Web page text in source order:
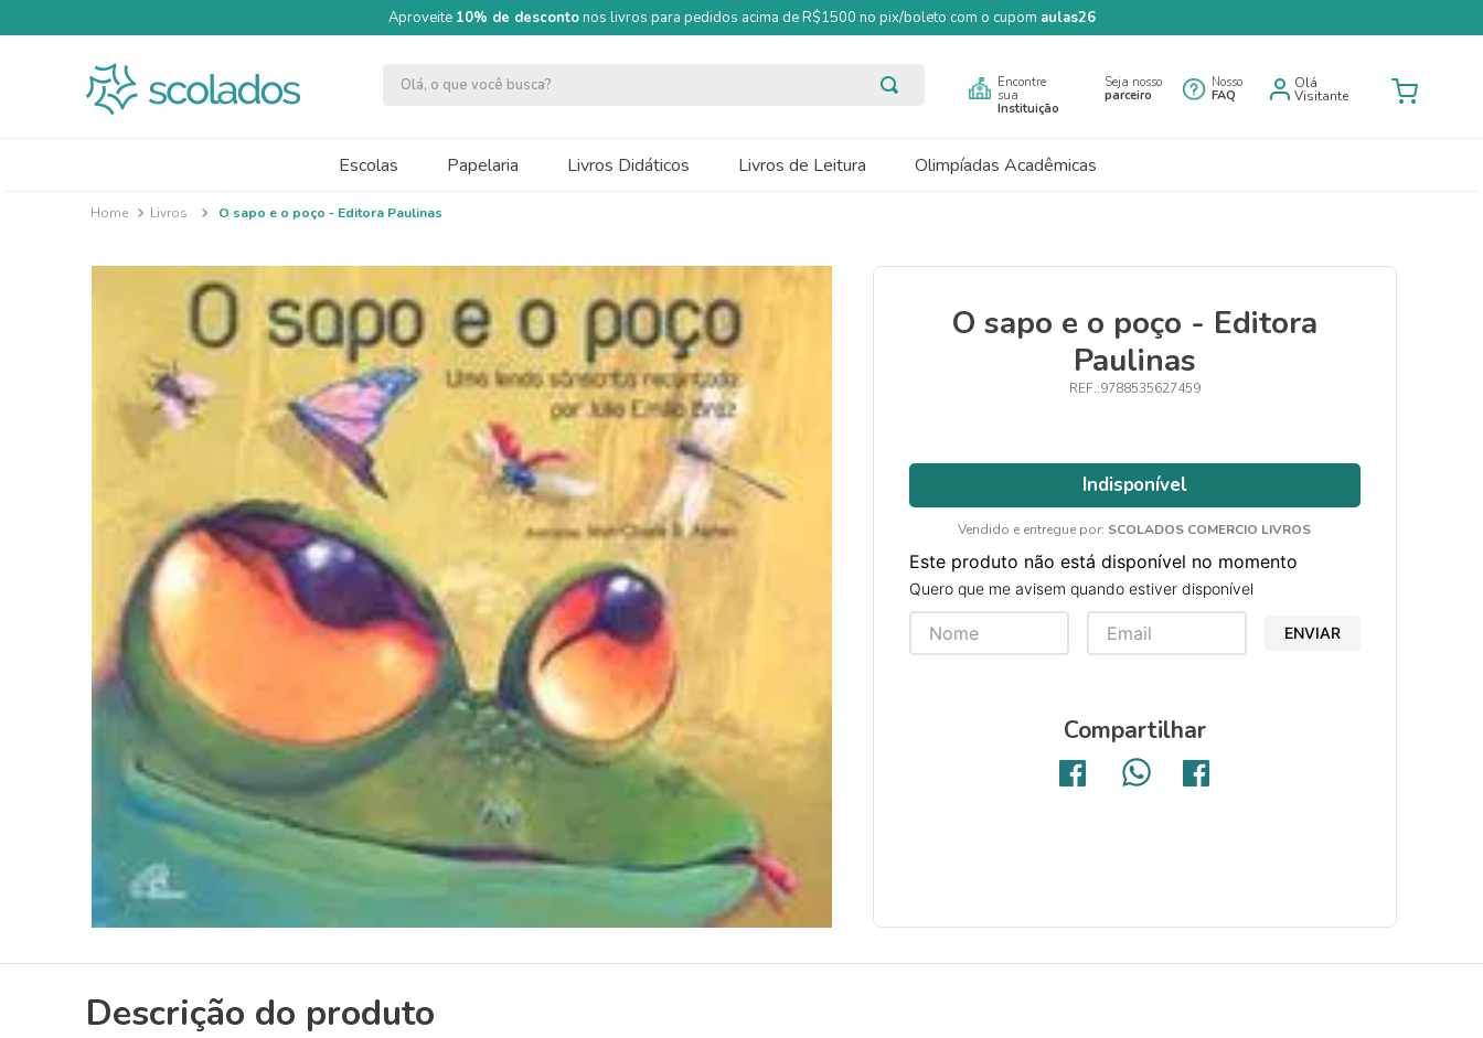
Aproveite 10% de descontonos livros para pedidos acima de R$1500 no pix/boleto com o cupom aulas26
Olá, o que você busca?
Encontre
sua
Instituição
Seja nosso
parceiro
Nosso
FAQ
Olá
Visitante
Escolas Papelaria Livros Didáticos Livros de Leitura Olimpíadas Acadêmicas
Livros O sapo e o poço - Editora Paulinas
O sapo e o poço - Editora
Paulinas
9788535627459
Indisponível
Vendido e entregue por: SCOLADOS COMERCIO LIVROS
Este produto não está disponível no momento
Quero que me avisem quando estiver disponível
ENVIAR
Compartilhar
Descrição do produto
quimica moderna
4º
5
cartolina dupla face
6º
massa modelar acrilex soft 500g
7º
pincel
tinta guache 250ml
10º pincel escolar redondo amarelo